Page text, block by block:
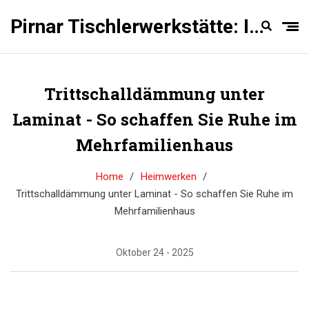
Pirnar Tischlerwerkstätte: Innentüren Experten
Trittschalldämmung unter
Laminat - So schaffen Sie Ruhe im
Mehrfamilienhaus
Home
Heimwerken
Trittschalldämmung unter Laminat - So schaffen Sie Ruhe im
Mehrfamilienhaus
Oktober 24 - 2025